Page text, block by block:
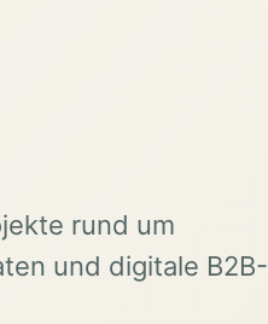
rund um
und digitale B2B-